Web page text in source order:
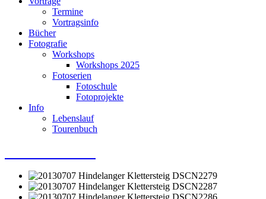
Termine
Vortragsinfo
Bücher
Fotografie
Workshops
Workshops 2025
Fotoserien
Fotoschule
Fotoprojekte
Info
Lebenslauf
Tourenbuch